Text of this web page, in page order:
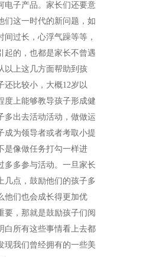
电子产品。家长们还要意
们这一时代的新问题，如
间过长，心浮气躁等等，
起的，也都是家长不曾遇
以上这几方面帮助到孩
还比较小，大概12岁以
度上能够教导孩子形成健
多出去活动活动，做做运
成为领导者或者考取小提
是像做任务打勾一样进
多多参与活动。一旦家长
几点，鼓励他们的孩子多
他们也会成长得更加优
要，那就是鼓励孩子们阅
白所有这些事情看上去都
现我们曾经拥有的一些美